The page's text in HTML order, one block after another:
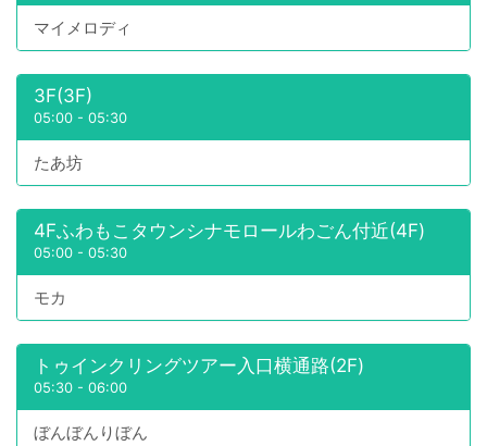
マイメロディ
3F(3F)
05:00 - 05:30
たあ坊
4Fふわもこタウンシナモロールわごん付近(4F)
05:00 - 05:30
モカ
トゥインクリングツアー入口横通路(2F)
05:30 - 06:00
ぼんぼんりぼん